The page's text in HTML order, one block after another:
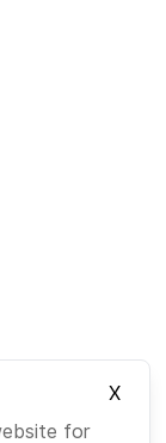
X
for